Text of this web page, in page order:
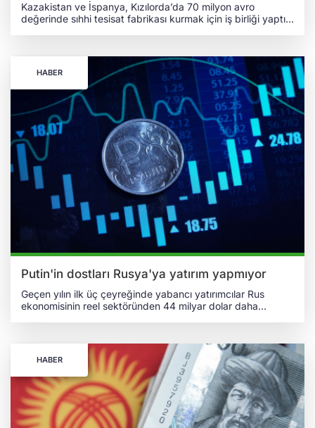
Kazakistan ve İspanya, Kızılorda’da 70 milyon avro
değerinde sıhhi tesisat fabrikası kurmak için iş birliği yaptı.
de Türkistan'ın geneline ihracat için üretim yapacak. YILLIK
ÜRETİM KAPASİTESİNİN 500 BİN ADEDE KADAR
ULAŞMASI ÖNGÖRÜLÜYOR Kazakistan Başbakan
Yardımcısı ve Dışişleri Bakanı Murat Nurtleu, Roca Group
CEO’su Alberto Magrans ile yaptığı görüşmede Kızılorda
bölgesinde modern bir sıhhi tesisat fabrikası kurulmasına
yönelik yatırım anlaşmasını ele aldı. Yaklaşık 70 milyon avro
yatırım yapılacak proje kapsamında 300 yeni istihdam
yaratılması hedefleniyor. Yeni tesisin yıllık üretim
kapasitesinin 500 bin adede kadar ulaşması öngörülüyor.
Montaj sistemleri ve diğer bileşenleri de kapsayan ürünler
hem Kazakistan iç pazarına sunulacak hem de Türkistan
ülkelerine ihraç edilecek. Nurtleu, Kazakistan’ın önde gelen
küresel şirketler için cazip bir merkez olduğunu
vurgulayarak hükûmetin projeye kapsamlı destek
sağlayacağını belirtti. Magrans ise Kazakistan’ın lojistik
avantajları ve iş dostu ortamı sayesinde Roca Group için
Türkistan’da stratejik bir platform oluşturduğunu ifade etti.
HABER
Putin'in dostları Rusya'ya yatırım yapmıyor
Geçen yılın ilk üç çeyreğinde yabancı yatırımcılar Rus
ekonomisinin reel sektöründen 44 milyar dolar daha
235 milyar dolara geriledi. Rusya Merkez Bankası
tarafından 7 Şubat 2025 tarihinde paylaşılan verilere göre
Rusya, Ukrayna'ya karşı başlattığı topyekûn işgal
girişiminin ilk yılında 138 milyar dolar, 2023 yılında ise
yaklaşık 80 milyar dolar daha doğrudan yabancı yatırım
kaybetti. Eleştirel ve muhalif bir yayın politikasına sahip
olan "The Moscow Times" gazetesi tarafından gündeme
taşınan haberde, Kremlin'in “dost” olarak nitelendirdiği
HABER